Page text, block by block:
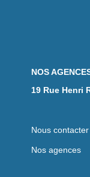
NOS
19 Rue Henri
Nous contacter
Nos agences